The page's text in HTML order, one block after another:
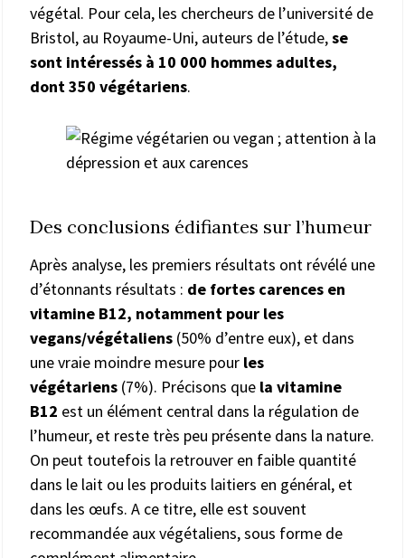
végétal. Pour cela, les chercheurs de l’université de
Bristol, au Royaume-Uni, auteurs de l’étude,se
sont intéressés à 10 000 hommes adultes,
dont 350 végétariens.
Des conclusions édifiantes sur l’humeur
Après analyse, les premiers résultats ont révélé une
d’étonnants résultats : de fortes carences en
vitamine B12, notamment pour les
vegans/végétaliens (50% d’entre eux), et dans
une vraie moindre mesure pour les
végétariens (7%). Précisons que la vitamine
B12 est un élément central dans la régulation de
l’humeur, et reste très peu présente dans la nature.
On peut toutefois la retrouver en faible quantité
dans le lait ou les produits laitiers en général, et
dans les œufs. A ce titre, elle est souvent
recommandée aux végétaliens, sous forme de